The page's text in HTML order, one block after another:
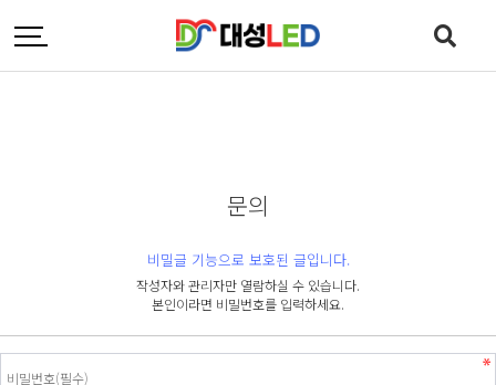
문의
비밀글 기능으로 보호된 글입니다.
작성자와 관리자만 열람하실 수 있습니다.
본인이라면 비밀번호를 입력하세요.